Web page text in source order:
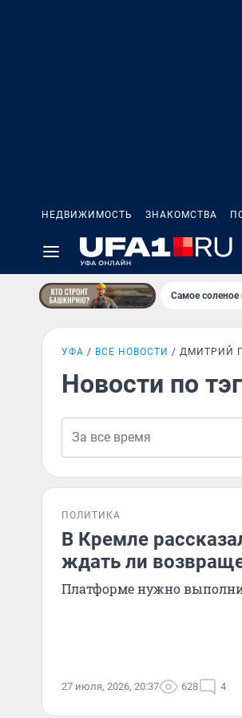
НЕДВИЖИМОСТЬ ЗНАКОМСТВА
Самое
УФА ВСЕ НОВОСТИ ДМИТРИЙ
Новости по
ПОЛИТИКА
В Кремле
ждать ли
Платформе нужно
27 июля, 2026, 20:37 628 4